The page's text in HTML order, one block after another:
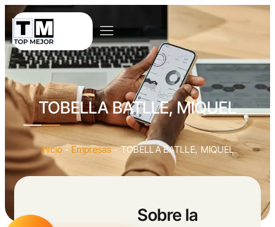
TOBELLA BATLLE, MIQUEL
Inicio-Empresas-TOBELLA BATLLE, MIQUEL
Sobre la